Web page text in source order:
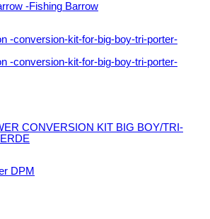
-Fishing Barrow
CONVERSION KIT BIG BOY/TRI-